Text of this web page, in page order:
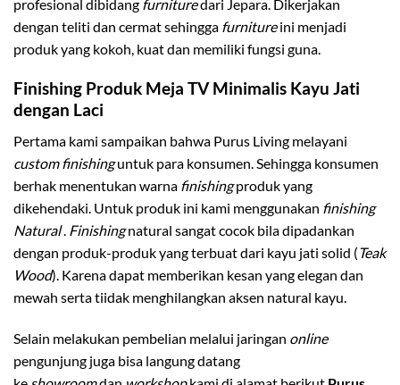
profesional dibidang furnituredari Jepara. Dikerjakan
dengan teliti dan cermat sehingga furnitureini menjadi
produk yang kokoh, kuat dan memiliki fungsi guna.
Finishing Produk Meja TV Minimalis Kayu Jati
dengan Laci
Pertama kami sampaikan bahwa Purus Living melayani
custom finishinguntuk para konsumen. Sehingga konsumen
berhak menentukan warna finishingproduk yang
dikehendaki. Untuk produk ini kami menggunakan finishing
Natural. Finishingnatural sangat cocok bila dipadankan
dengan produk-produk yang terbuat dari kayu jati solid (Teak
Wood). Karena dapat memberikan kesan yang elegan dan
mewah serta tiidak menghilangkan aksen natural kayu.
Selain melakukan pembelian melalui jaringan online
pengunjung juga bisa langung datang